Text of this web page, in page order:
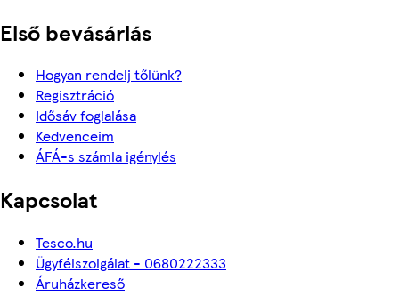
Első bevásárlás
Hogyan rendelj tőlünk?
Regisztráció
Idősáv foglalása
Kedvenceim
ÁFÁ-s számla igénylés
Kapcsolat
Tesco.hu
Ügyfélszolgálat - 0680222333
Áruházkereső